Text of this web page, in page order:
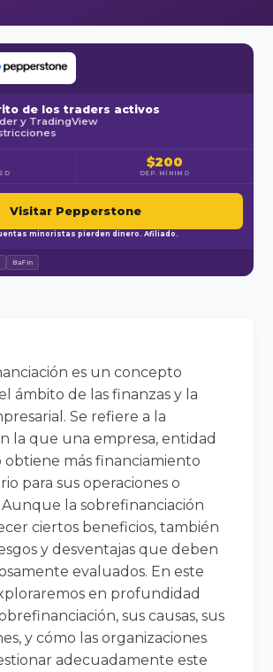
de los traders activos
y TradingView
$200
DEP. MÍNIMO
Visitar Pepperstone
minoristas pierden dinero. Afiliado.
BaFin
es un concepto
ámbito de las finanzas y la
Se refiere a la
la que una empresa, entidad
obtiene más financiamiento
para sus operaciones o
la sobrefinanciación
ciertos beneficios, también
y desventajas que deben
evaluados. En este
en profundidad
sus causas, sus
y cómo las organizaciones
adecuadamente este